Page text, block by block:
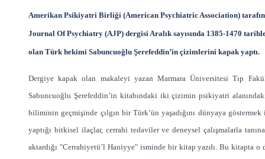
Amerikan Psikiyatri Birliği (American Psychiatric Association)
Journal Of Psychiatry (AJP) dergisi Aralık sayısında 1385-1470
olan Türk hekimi Sabuncuoğlu Şerefeddin’in çizimlerini kapak yaptı.
Dergiye kapak olan makaleyi yazan Marmara Üniversitesi Tıp
Sabuncuoğlu Şerefeddin’in kitabındaki iki çizimin psikiyatri
biliminin geçmişinde çılgın bir Türk’ün yaşadığını dünyaya
yaptığı bitkisel ilaçlar, cerrahi tedaviler ve deneysel çalışmalarla
aktardığı "Cerrahiyetü’l Haniyye" isminde bir kitap yazdı. Bu kitapta